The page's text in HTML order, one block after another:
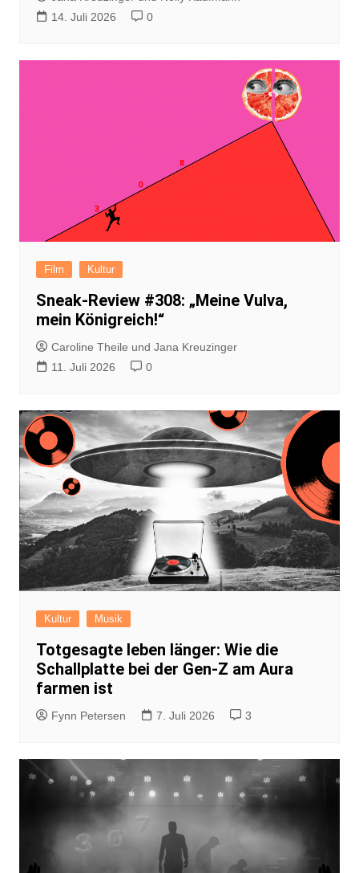
14. Juli 2026
0
Film Kultur
Sneak-Review #308: „Meine Vulva,
mein Königreich!“
Caroline Theile und Jana Kreuzinger
11. Juli 2026
0
Kultur Musik
Totgesagte leben länger: Wie die
Schallplatte bei der Gen-Z am Aura
farmen ist
Fynn Petersen 7. Juli 2026 3